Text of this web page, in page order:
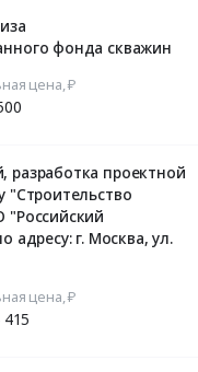
фонда скважин
цена, ₽
проектной
"Строительство
адресу: г. Москва, ул.
цена, ₽